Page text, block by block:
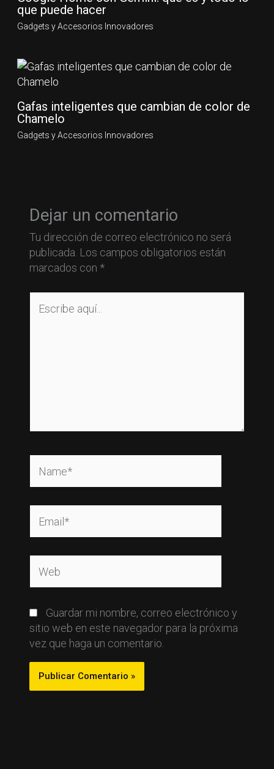
que puede hacer
Gadgets y Accesorios Innovadores
Gafas inteligentes que cambian de color de
Chamelo
Gadgets y Accesorios Innovadores
Dejar un comentario
Tu dirección de correo electrónico no será
publicada. Los campos obligatorios están
marcados con *
aquí...
Guardar mi nombre, correo electrónico y
sitio web en este navegador para la próxima
vez que haga un comentario.